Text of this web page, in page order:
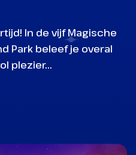
In de vijf Magische
Park beleef je overal
plezier...